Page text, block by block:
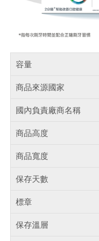
容量
商品來源國家
國內負責廠商名稱
商品高度
商品寬度
保存天數
標章
保存溫層